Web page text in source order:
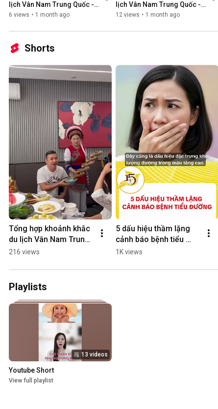
lịch Vân Nam Trung Quốc -
Vihapha (3)
6 views • 1 month ago
lịch Vân Nam Trung Quốc -
Vihapha (2)
12 views • 1 month ago
Shorts
Tổng hợp khoảnh khắc
du lịch Vân Nam Trung
Quốc - Vihapha
216 views
5 dấu hiệu thầm lặng
cảnh báo bệnh tiểu
đường – Bạn có đang
1K views
Playlists
13 videos
Youtube Short
View full playlist